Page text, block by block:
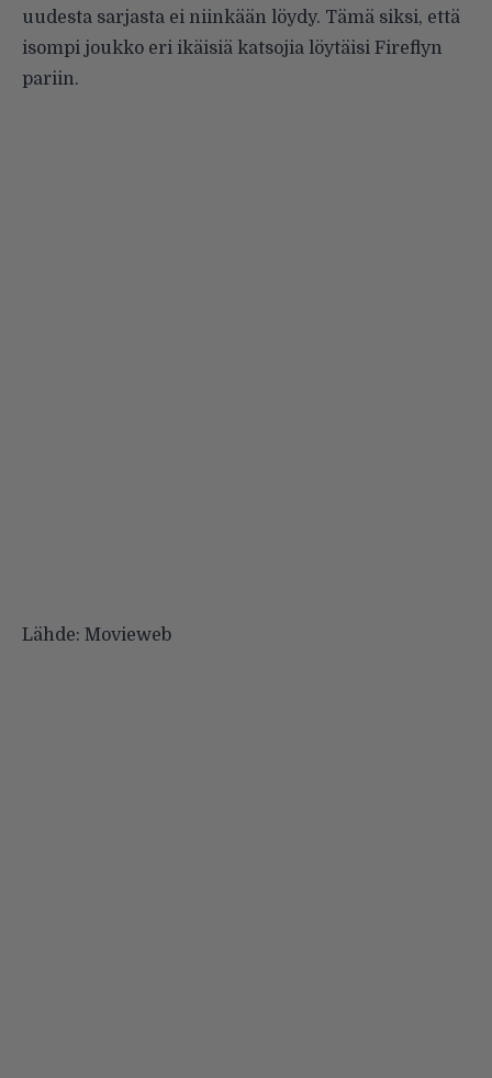
uudesta sarjasta ei niinkään löydy. Tämä siksi, että
isompi joukko eri ikäisiä katsojia löytäisi Fireflyn
pariin.
Lähde: Movieweb